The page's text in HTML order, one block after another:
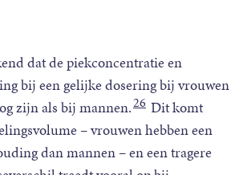
dat de piekconcentratie en
bij een gelijke dosering bij vrouwen
zijn als bij mannen.26 Dit komt
– vrouwen hebben een
dan mannen – en een tragere